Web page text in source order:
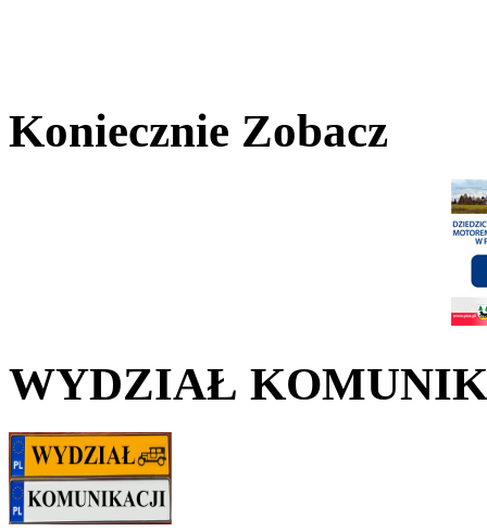
Koniecznie Zobacz
WYDZIAŁ